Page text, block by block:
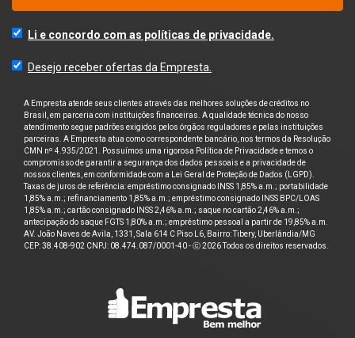
Li e concordo com as políticas de privacidade.
Desejo receber ofertas da Empresta.
A Empresta atende seus clientes através das melhores soluções de créditos no
Brasil, em parceria com instituições financeiras. A qualidade técnica do nosso
atendimento segue padrões exigidos pelos órgãos reguladores e pelas instituições
parceiras. A Empresta atua como correspondente bancário, nos termos da Resolução
CMN nº 4.935/2021. Possuímos uma rigorosa Política de Privacidade e temos o
compromisso de garantir a segurança dos dados pessoais e a privacidade de
nossos clientes, em conformidade com a Lei Geral de Proteção de Dados (LGPD).
Taxas de juros de referência: empréstimo consignado INSS 1,85% a.m.; portabilidade
1,85% a.m.; refinanciamento 1,85% a.m.; empréstimo consignado INSS BPC/LOAS
1,85% a.m.; cartão consignado INSS 2,46% a.m.; saque no cartão 2,46% a.m.;
antecipação do saque FGTS 1,80% a.m.; empréstimo pessoal a partir de 19,85% a.m.
AV. João Naves de Avila, 1331, Sala 614 C Piso L6, Bairro: Tibery, Uberlândia/MG
CEP: 38.408-902 CNPJ: 08.474.087/0001-40 - ⓒ 2026 Todos os direitos reservados.